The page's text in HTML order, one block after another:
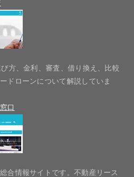
方、金利、審査、借り換え、比較
ドローンについて解説していま
口
合情報サイトです。不動産リース